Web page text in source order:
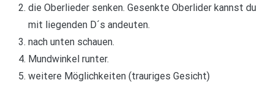
die Oberlieder senken. Gesenkte Oberlider kannst du
mit liegenden D´s andeuten.
nach unten schauen.
Mundwinkel runter.
weitere Möglichkeiten (trauriges Gesicht)